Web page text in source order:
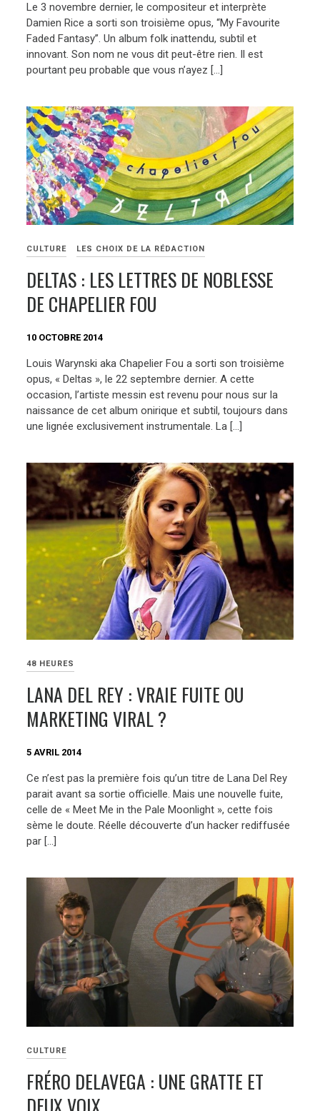
Le 3 novembre dernier, le compositeur et interprète
Damien Rice a sorti son troisième opus, “My Favourite
Faded Fantasy”. Un album folk inattendu, subtil et
innovant. Son nom ne vous dit peut-être rien. Il est
pourtant peu probable que vous n’ayez […]
CULTURE LES CHOIX DE LA RÉDACTION
DELTAS : LES LETTRES DE NOBLESSE
DE CHAPELIER FOU
10 OCTOBRE 2014
Louis Warynski aka Chapelier Fou a sorti son troisième
opus, « Deltas », le 22 septembre dernier. A cette
occasion, l’artiste messin est revenu pour nous sur la
naissance de cet album onirique et subtil, toujours dans
une lignée exclusivement instrumentale. La […]
48 HEURES
LANA DEL REY : VRAIE FUITE OU
MARKETING VIRAL ?
5 AVRIL 2014
Ce n’est pas la première fois qu’un titre de Lana Del Rey
parait avant sa sortie officielle. Mais une nouvelle fuite,
celle de « Meet Me in the Pale Moonlight », cette fois
sème le doute. Réelle découverte d’un hacker rediffusée
par […]
CULTURE
FRÉRO DELAVEGA : UNE GRATTE ET